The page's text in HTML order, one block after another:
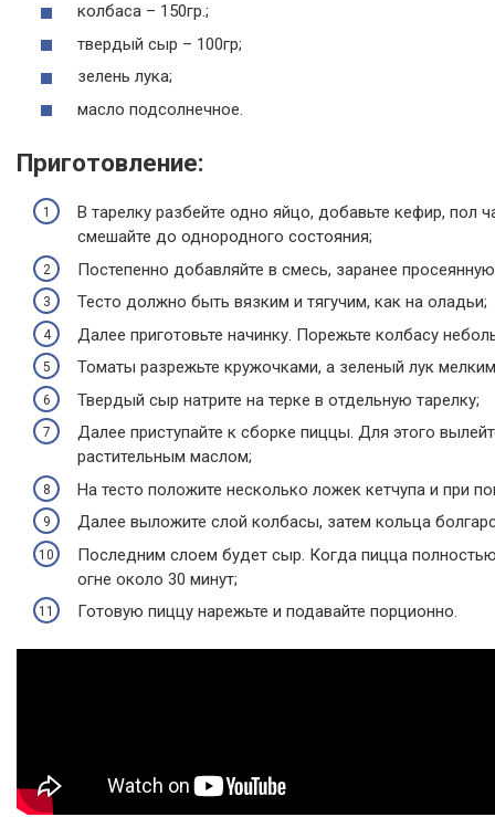
колбаса – 150гр.;
твердый сыр – 100гр;
зелень лука;
масло подсолнечное.
Приготовление:
В тарелку разбейте одно яйцо, добавьте кефир,
смешайте до однородного состояния;
Постепенно добавляйте в смесь, заранее
Тесто должно быть вязким и тягучим, как на оладьи;
Далее приготовьте начинку. Порежьте колбасу
Томаты разрежьте кружочками, а зеленый лук
Твердый сыр натрите на терке в отдельную тарелку;
Далее приступайте к сборке пиццы. Для этого
растительным маслом;
На тесто положите несколько ложек кетчупа и при
Далее выложите слой колбасы, затем кольца
Последним слоем будет сыр. Когда пицца
огне около 30 минут;
Готовую пиццу нарежьте и подавайте порционно.